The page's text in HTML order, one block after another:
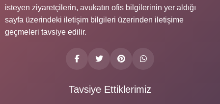
isteyen ziyaretçilerin, avukatın ofis bilgilerinin yer aldığı
sayfa üzerindeki iletişim bilgileri üzerinden iletişime
geçmeleri tavsiye edilir.
Tavsiye Ettiklerimiz